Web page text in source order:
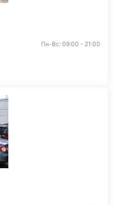
Пн-Вс: 09:00 - 21:00